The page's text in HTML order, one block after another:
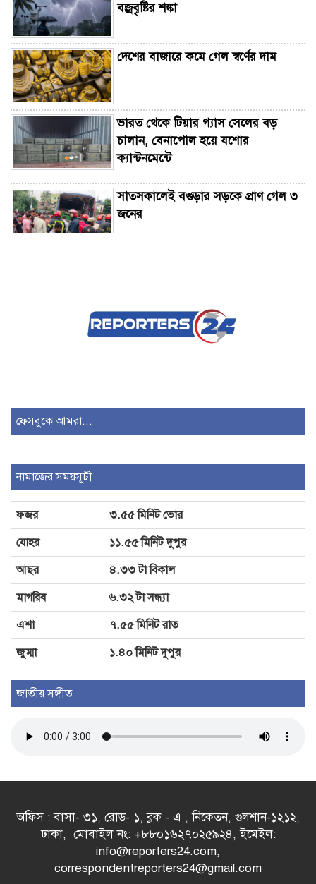
বজ্রবৃষ্টির শঙ্কা
দেশের বাজারে কমে গেল স্বর্ণের দাম
ভারত থেকে টিয়ার গ্যাস সেলের বড়
চালান, বেনাপোল হয়ে যশোর
ক্যান্টনমেন্টে
সাতসকালেই বগুড়ার সড়কে প্রাণ গেল ৩
জনের
সিলেটে দুই বাসের সংঘর্ষে প্রাণ গেল ৮
প্রশাসনিক কর্মকর্তা
বাগেরহাটে আসছেন বিরোধী দলীয় নেতা
দৌলতপুরে আল্লারদর্গায় সড়ক সংস্কার
কাজের উদ্বোধন করলেন এমপি বাচ্চু
মোল্লা
ফেসবুকে আমরা...
নামাজের সময়সূচী
ফজর
৩.৫৫ মিনিট ভোর
যোহর
১১.৫৫ মিনিট দুপুর
আছর
৪.৩৩ টা বিকাল
মাগরিব
৬.৩২ টা সন্ধ্যা
এশা
৭.৫৫ মিনিট রাত
জুম্মা
১.৪০ মিনিট দুপুর
জাতীয় সঙ্গীত
অফিস : বাসা- ৩১, রোড- ১, ব্লক - এ , নিকেতন, গুলশান-১২১২,
ঢাকা, মোবাইল নং: +৮৮০১৬২৭০২৫৯২৪, ইমেইল:
info@reporters24.com,
correspondentreporters24@gmail.com